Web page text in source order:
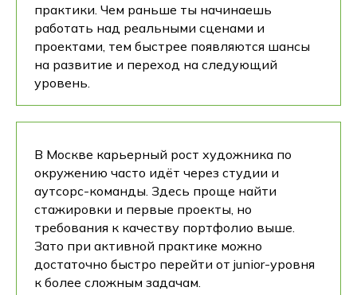
практики. Чем раньше ты начинаешь
работать над реальными сценами и
проектами, тем быстрее появляются шансы
на развитие и переход на следующий
уровень.
В Москве карьерный рост художника по
окружению часто идёт через студии и
аутсорс-команды. Здесь проще найти
стажировки и первые проекты, но
требования к качеству портфолио выше.
Зато при активной практике можно
достаточно быстро перейти от junior-уровня
к более сложным задачам.